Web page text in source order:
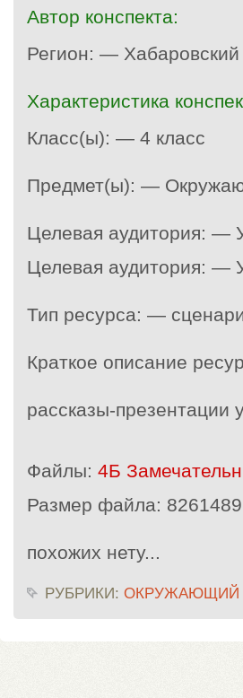
Автор конспекта:
Регион: — Хабаровский
Характеристика
Класс(ы): — 4 класс
Предмет(ы): —
Целевая аудитория: —
Целевая аудитория: —
Тип ресурса: —
Краткое описание
рассказы-презентации
Файлы: 4Б
Размер файла:
похожих нету...
РУБРИКИ: ОКРУЖАЮЩИЙ